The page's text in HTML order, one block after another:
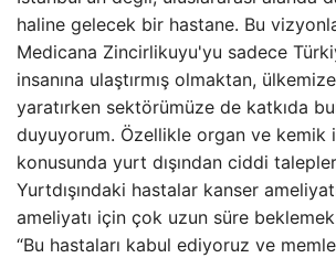
haline gelecek bir hastane. Bu
Medicana Zincirlikuyu'yu sadece
insanına ulaştırmış olmaktan,
yaratırken sektörümüze de katkıda
duyuyorum. Özellikle organ ve kemik
konusunda yurt dışından ciddi
Yurtdışındaki hastalar kanser
ameliyatı için çok uzun süre
“Bu hastaları kabul ediyoruz ve